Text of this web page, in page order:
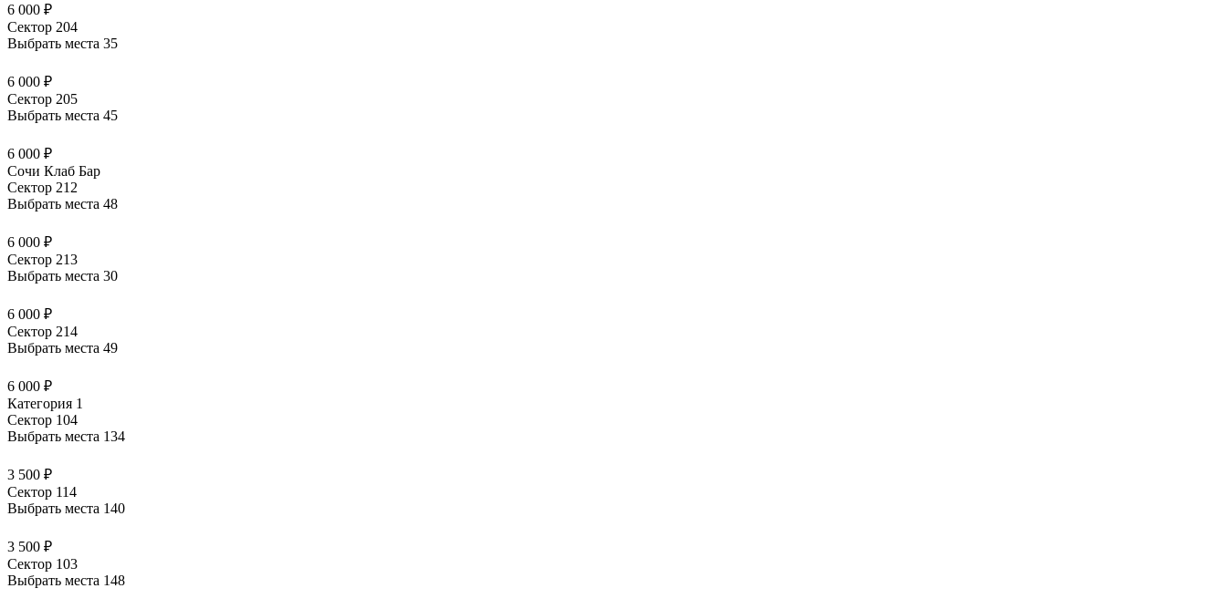
6 000 ₽
Сектор 204
Выбрать места 35
6 000 ₽
Сектор 205
Выбрать места 45
6 000 ₽
Сочи Клаб Бар
Сектор 212
Выбрать места 48
6 000 ₽
Сектор 213
Выбрать места 30
6 000 ₽
Сектор 214
Выбрать места 49
6 000 ₽
Категория 1
Сектор 104
Выбрать места 134
3 500 ₽
Сектор 114
Выбрать места 140
3 500 ₽
Сектор 103
Выбрать места 148